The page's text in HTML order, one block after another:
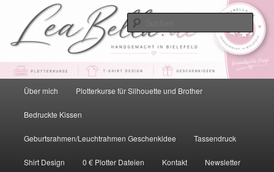
primären
springenLeaBella.de – Handgemacht in
Bielefeld
HauptmenüÜber mich Plotterkurse für Silhouette und Brother
Bedruckte Kissen
Geburtsrahmen/Leuchtrahmen Geschenkidee Tassendruck
Shirt Design 0 € Plotter Dateien Kontakt Newsletter